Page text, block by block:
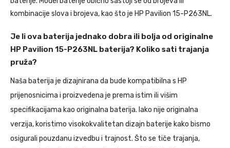
kombinacije slova i brojeva, kao što je HP Pavilion 15-P263NL.
Je li ova baterija jednako dobra ili bolja od originalne
HP Pavilion 15-P263NL baterija? Koliko sati trajanja
pruža?
Naša baterija je dizajnirana da bude kompatibilna s HP
prijenosnicima i proizvedena je prema istim ili višim
specifikacijama kao originalna baterija. Iako nije originalna
verzija, koristimo visokokvalitetan dizajn baterije kako bismo
osigurali pouzdanu izvedbu i trajnost. Što se tiče trajanja,